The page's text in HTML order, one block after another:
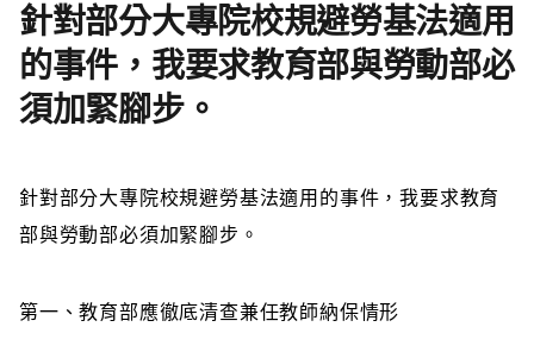
針對部分大專院校規避勞基法適用
的事件，我要求教育部與勞動部必
須加緊腳步。
針對部分大專院校規避勞基法適用的事件，我要求教育
部與勞動部必須加緊腳步。
第一、教育部應徹底清查兼任教師納保情形